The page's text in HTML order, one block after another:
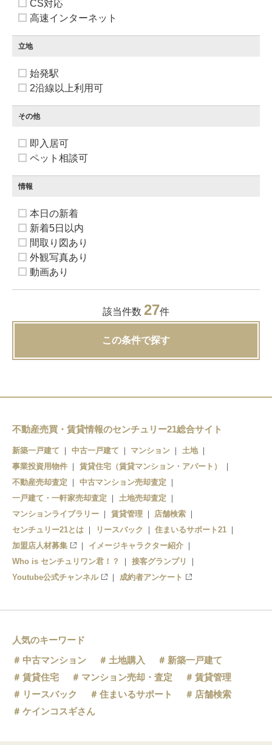
CS対応
高速インターネット
立地
始発駅
2沿線以上利用可
その他
即入居可
ペット相談可
情報
本日の新着
新着5日以内
間取り図あり
外観写真あり
動画あり
該当件数 27件
この条件で探す
不動産売買・賃貸情報のセンチュリー21総合サイト
新築一戸建て 中古一戸建て マンション
土地
事業投資用物件
賃貸住宅（賃貸マンション・アパート）
不動産売却査定
中古マンション売却査定
一戸建て・一軒家売却査定
土地売却査定
マンションライブラリー
賃貸管理
店舗検索
センチュリー21とは
リースバック
住まいるサポート21
加盟店人材募集
イメージキャラクター紹介
Who is センチュリワン君！？
接客グランプリ
Youtube公式チャンネル
成約者アンケート
人気のキーワード
中古マンション
土地購入
新築一戸建て
賃貸住宅
マンション売却・査定
賃貸管理
リースバック
住まいるサポート
店舗検索
ケインコスギさん